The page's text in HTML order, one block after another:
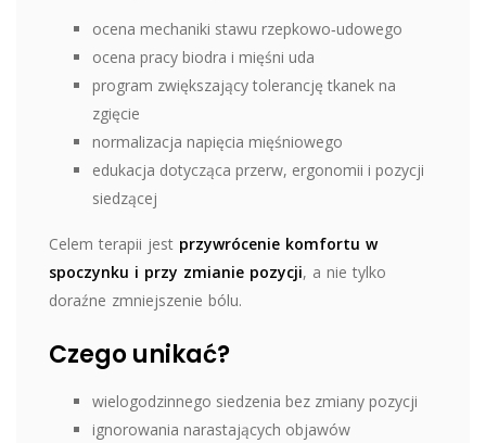
ocena mechaniki stawu rzepkowo‑udowego
ocena pracy biodra i mięśni uda
program zwiększający tolerancję tkanek na
zgięcie
normalizacja napięcia mięśniowego
edukacja dotycząca przerw, ergonomii i pozycji
siedzącej
Celem terapii jest przywrócenie komfortu w
spoczynku i przy zmianie pozycji, a nie tylko
doraźne zmniejszenie bólu.
Czego unikać?
wielogodzinnego siedzenia bez zmiany pozycji
ignorowania narastających objawów